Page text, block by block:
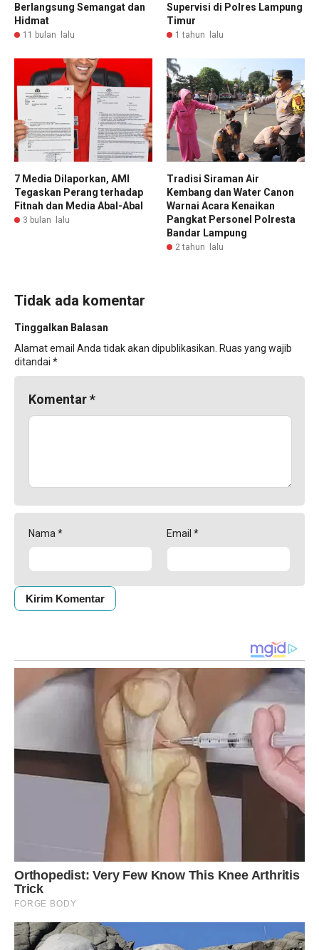
Berlangsung Semangat dan
Hidmat
11 bulan lalu
Supervisi di Polres Lampung
Timur
1 tahun lalu
7 Media Dilaporkan, AMI
Tegaskan Perang terhadap
Fitnah dan Media Abal-Abal
3 bulan lalu
Tradisi Siraman Air
Kembang dan Water Canon
Warnai Acara Kenaikan
Pangkat Personel Polresta
Bandar Lampung
2 tahun lalu
Tidak ada komentar
Tinggalkan Balasan
Alamat email Anda tidak akan dipublikasikan. Ruas yang wajib
ditandai *
Komentar*
Nama* Email *